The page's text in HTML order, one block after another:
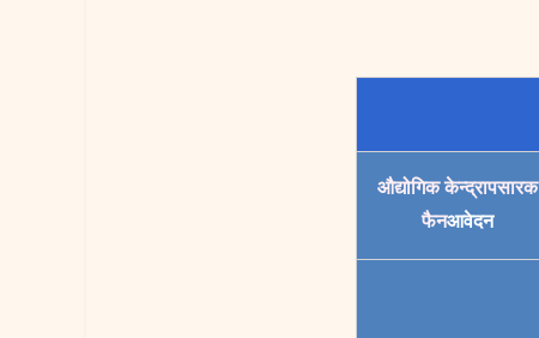
औद्योगिक केन्द्रापसारक
फैनआवेदन